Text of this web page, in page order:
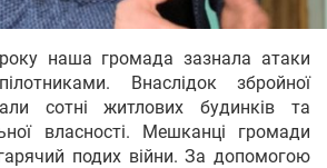
наша громада зазнала атаки
Внаслідок збройної
сотні житлових будинків та
власності. Мешканці громади
подих війни. За допомогою